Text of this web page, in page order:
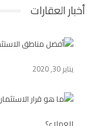
أخبار العقارات
يناير 30, 2020